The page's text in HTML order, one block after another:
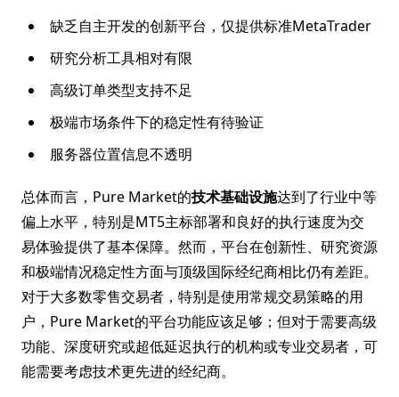
缺乏自主开发的创新平台，仅提供标准MetaTrader
研究分析工具相对有限
高级订单类型支持不足
极端市场条件下的稳定性有待验证
服务器位置信息不透明
总体而言，Pure Market的技术基础设施达到了行业中等
偏上水平，特别是MT5主标部署和良好的执行速度为交
易体验提供了基本保障。然而，平台在创新性、研究资源
和极端情况稳定性方面与顶级国际经纪商相比仍有差距。
对于大多数零售交易者，特别是使用常规交易策略的用
户，Pure Market的平台功能应该足够；但对于需要高级
功能、深度研究或超低延迟执行的机构或专业交易者，可
能需要考虑技术更先进的经纪商。